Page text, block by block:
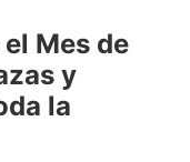
Mes de
y
la